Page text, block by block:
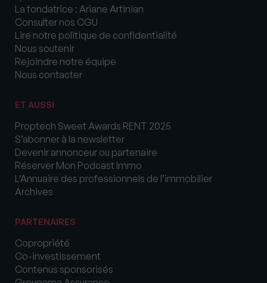
La fondatrice : Ariane Artinian
Consulter nos CGU
Lire notre politique de confidentialité
Nous soutenir
Rejoindre notre équipe
Nous contacter
ET AUSSI
Proptech Sweet Awards RENT 2025
S’abonner à la newsletter
Devenir annonceur ou partenaire
Réserver Mon Podcast Immo
L’Annuaire des professionnels de l’immobilier
Archives
PARTENAIRES
Copropriété
Co-investissement
Contenus sponsorisés